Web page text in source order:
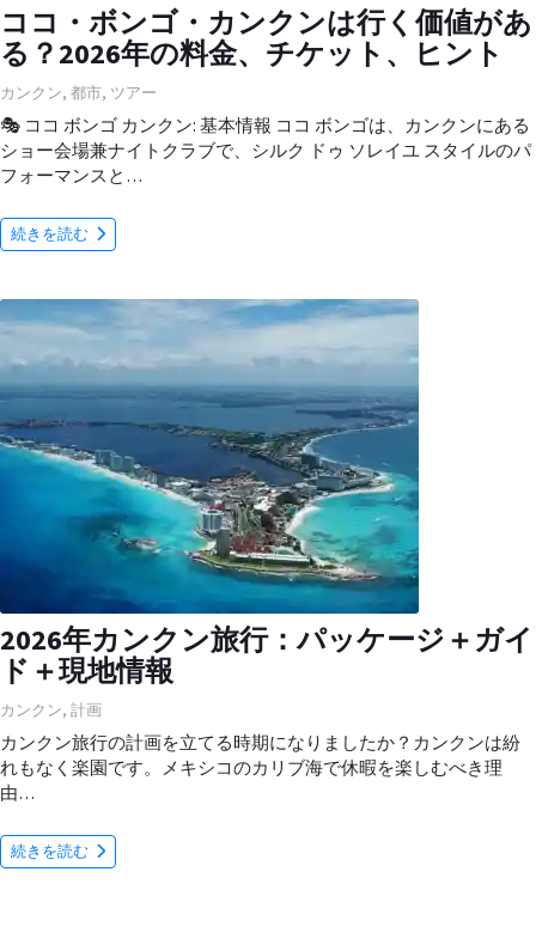
ココ・ボンゴ・カンクンは行く価値があ
る？2026年の料金、チケット、ヒント
カンクン, 都市, ツアー
🎭 ココ ボンゴ カンクン: 基本情報 ココ ボンゴは、カンクンにある
ショー会場兼ナイトクラブで、シルク ドゥ ソレイユ スタイルのパ
フォーマンスと…
続きを読む
2026年カンクン旅行：パッケージ＋ガイ
ド＋現地情報
カンクン, 計画
カンクン旅行の計画を立てる時期になりましたか？カンクンは紛
れもなく楽園です。メキシコのカリブ海で休暇を楽しむべき理
由…
続きを読む